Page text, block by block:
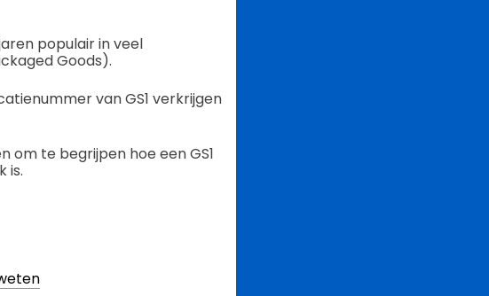
populair in veel
Goods).
van GS1 verkrijgen
om te begrijpen hoe een GS1
is.